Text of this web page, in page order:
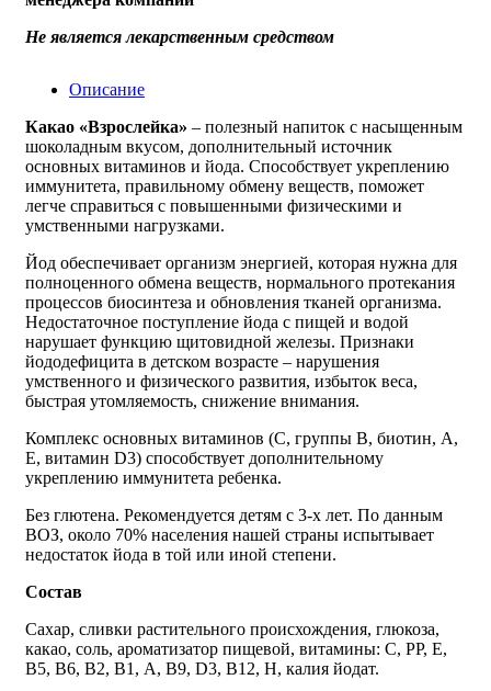
Не является лекарственным средством
Описание
Какао «Взрослейка» – полезный напиток с насыщенным
шоколадным вкусом, дополнительный источник
основных витаминов и йода. Способствует укреплению
иммунитета, правильному обмену веществ, поможет
легче справиться с повышенными физическими и
умственными нагрузками.
Йод обеспечивает организм энергией, которая нужна для
полноценного обмена веществ, нормального протекания
процессов биосинтеза и обновления тканей организма.
Недостаточное поступление йода с пищей и водой
нарушает функцию щитовидной железы. Признаки
йододефицита в детском возрасте – нарушения
умственного и физического развития, избыток веса,
быстрая утомляемость, снижение внимания.
Комплекс основных витаминов (С, группы В, биотин, А,
Е, витамин D3) способствует дополнительному
укреплению иммунитета ребенка.
Без глютена. Рекомендуется детям с 3-х лет. По данным
ВОЗ, около 70% населения нашей страны испытывает
недостаток йода в той или иной степени.
Состав
Сахар, сливки растительного происхождения, глюкоза,
какао, соль, ароматизатор пищевой, витамины: С, РР, Е,
В5, В6, В2, В1, А, В9, D3, В12, Н, калия йодат.